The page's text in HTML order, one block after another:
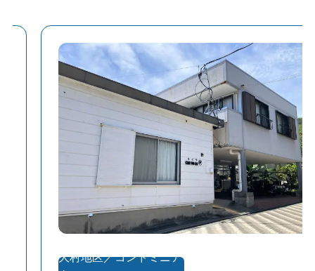
大村地区／コンドミニア